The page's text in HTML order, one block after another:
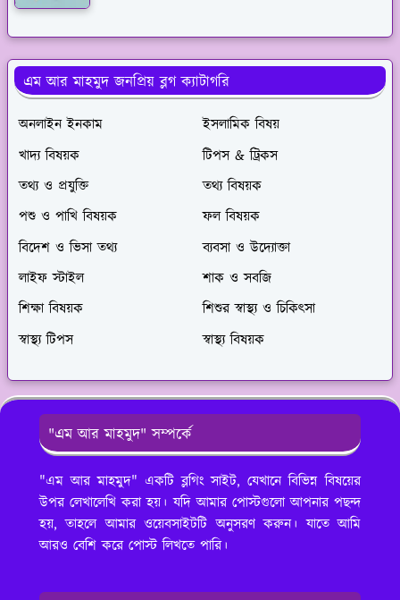
এম আর মাহমুদ জনপ্রিয় ব্লগ ক্যাটাগরি
অনলাইন ইনকাম
ইসলামিক বিষয়
খাদ্য বিষয়ক
টিপস & ট্রিকস
তথ্য ও প্রযুক্তি
তথ্য বিষয়ক
পশু ও পাখি বিষয়ক
ফল বিষয়ক
বিদেশ ও ভিসা তথ্য
ব্যবসা ও উদ্যোক্তা
লাইফ স্টাইল
শাক ও সবজি
শিক্ষা বিষয়ক
শিশুর স্বাস্থ্য ও চিকিৎসা
স্বাস্থ্য টিপস
স্বাস্থ্য বিষয়ক
"এম আর মাহমুদ" সম্পর্কে
"এম আর মাহমুদ" একটি ব্লগিং সাইট, যেখানে বিভিন্ন বিষয়ের
উপর লেখালেখি করা হয়। যদি আমার পোস্টগুলো আপনার পছন্দ
হয়, তাহলে আমার ওয়েবসাইটটি অনুসরণ করুন। যাতে আমি
আরও বেশি করে পোস্ট লিখতে পারি।